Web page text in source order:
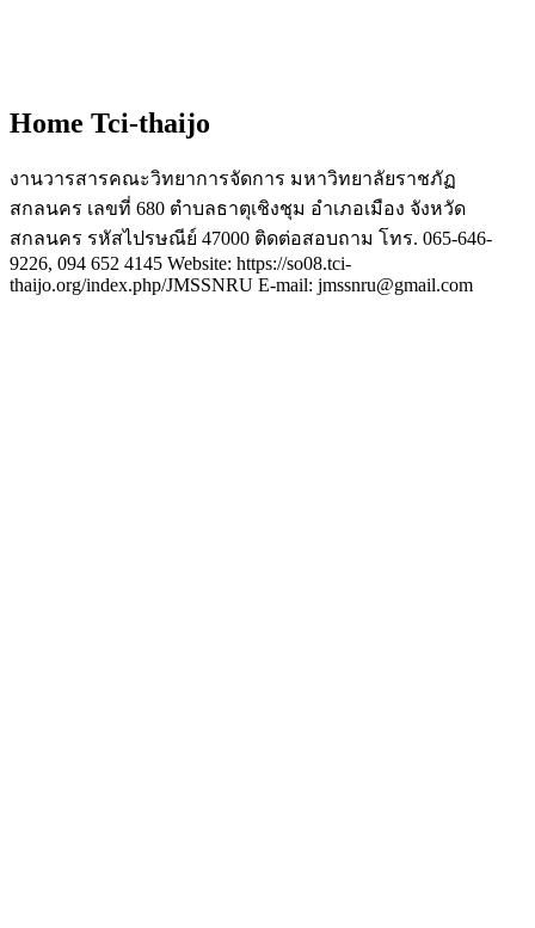
Home Tci-thaijo
งานวารสารคณะวิทยาการจัดการ มหาวิทยาลัยราชภัฏ
สกลนคร เลขที่ 680 ตำบลธาตุเชิงชุม อำเภอเมือง จังหวัด
สกลนคร รหัสไปรษณีย์ 47000 ติดต่อสอบถาม โทร. 065-646-
9226, 094 652 4145 Website: https://so08.tci-
thaijo.org/index.php/JMSSNRU E-mail: jmssnru@gmail.com